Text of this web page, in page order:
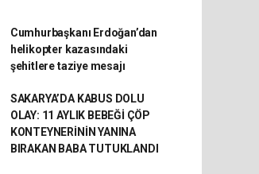
Cumhurbaşkanı Erdoğan’dan
helikopter kazasındaki
şehitlere taziye mesajı
SAKARYA’DA KABUS DOLU
OLAY: 11 AYLIK BEBEĞİ ÇÖP
KONTEYNERİNİN YANINA
BIRAKAN BABA TUTUKLANDI